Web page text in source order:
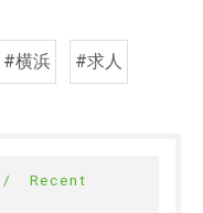
#横浜 #求人
Recent